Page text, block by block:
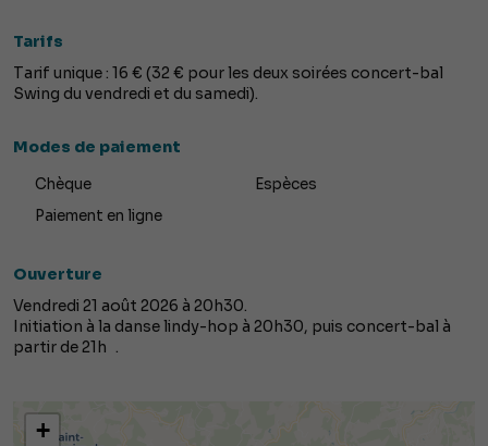
Tarifs
Tarif unique : 16 € (32 € pour les deux soirées concert-bal
Swing du vendredi et du samedi).
Modes de paiement
Chèque
Espèces
Paiement en ligne
Ouverture
Vendredi 21 août 2026 à 20h30.
Initiation à la danse lindy-hop à 20h30, puis concert-bal à
partir de 21h .
+